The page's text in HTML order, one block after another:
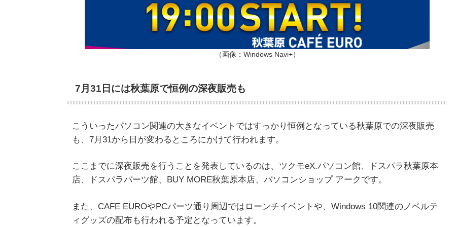
（画像：Windows Navi+）
7月31日には秋葉原で恒例の深夜販売も
こういったパソコン関連の大きなイベントではすっかり恒例となっている秋葉原での深夜販売
も、7月31から日が変わるところにかけて行われます。
ここまでに深夜販売を行うことを発表しているのは、ツクモeX.パソコン館、ドスパラ秋葉原本
店、ドスパラパーツ館、BUY MORE秋葉原本店、パソコンショップ アークです。
また、CAFE EUROやPCパーツ通り周辺ではローンチイベントや、Windows 10関連のノベルテ
ィグッズの配布も行われる予定となっています。